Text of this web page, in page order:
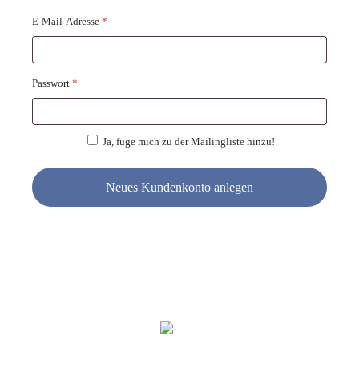
E-Mail-Adresse *Erforderlich
Passwort *Erforderlich
Ja, füge mich zu der Mailingliste hinzu!
Neues Kundenkonto anlegen